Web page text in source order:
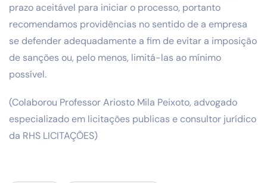
prazo aceitável para iniciar o processo, portanto
recomendamos providências no sentido de a empresa
se defender adequadamente a fim de evitar a imposição
de sanções ou, pelo menos, limitá-las ao mínimo
possível.
(Colaborou Professor Ariosto Mila Peixoto, advogado
especializado em licitações publicas e consultor jurídico
da RHS LICITAÇÕES)